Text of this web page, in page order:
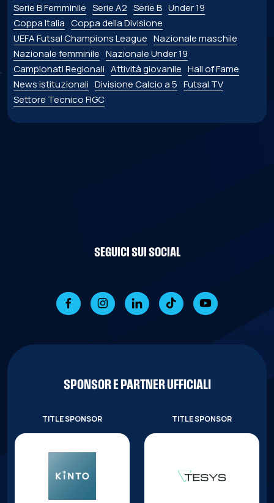
Serie B Femminile Serie A2 Serie B Under 19
Coppa Italia Coppa della Divisione
UEFA Futsal Champions League Nazionale maschile
Nazionale femminile Nazionale Under 19
Campionati Regionali Attività giovanile Hall of Fame
News istituzionali Divisione Calcio a 5 Futsal TV
Settore Tecnico FIGC
SEGUICI SUI SOCIAL
SPONSOR E PARTNER UFFICIALI
TITLE SPONSOR TITLE SPONSOR